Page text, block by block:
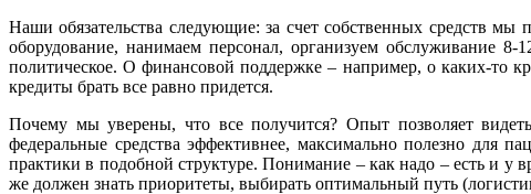
Наши обязательства следующие: за счет собственных средств
оборудование, нанимаем персонал, организуем обслуживание 8-
политическое. О финансовой поддержке – например, о каких-то
кредиты брать все равно придется.
Почему мы уверены, что все получится? Опыт позволяет
федеральные средства эффективнее, максимально полезно для
практики в подобной структуре. Понимание – как надо – есть и у
же должен знать приоритеты, выбирать оптимальный путь